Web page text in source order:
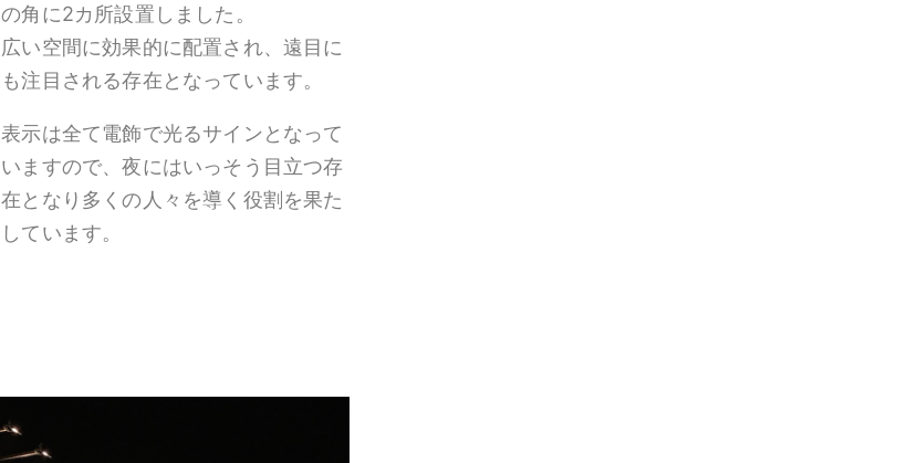
の角に2カ所設置しました。
広い空間に効果的に配置され、遠目に
も注目される存在となっています。
表示は全て電飾で光るサインとなって
いますので、夜にはいっそう目立つ存
在となり多くの人々を導く役割を果た
しています。